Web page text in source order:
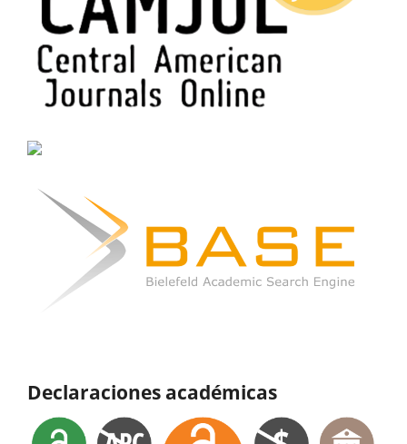
Declaraciones académicas